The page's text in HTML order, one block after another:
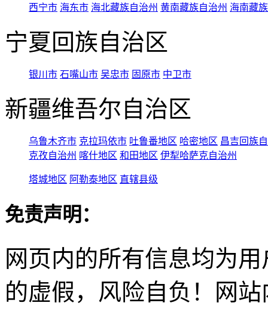
西宁市 海东市 海北藏族自治州 黄南藏族自治州 海南藏
宁夏回族自治区
银川市 石嘴山市 吴忠市 固原市 中卫市
新疆维吾尔自治区
乌鲁木齐市 克拉玛依市 吐鲁番地区 哈密地区 昌吉回族
克孜自治州 喀什地区 和田地区 伊犁哈萨克自治州
塔城地区 阿勒泰地区 直辖县级
免责声明：
网页内的所有信息均为
的虚假，风险自负！网